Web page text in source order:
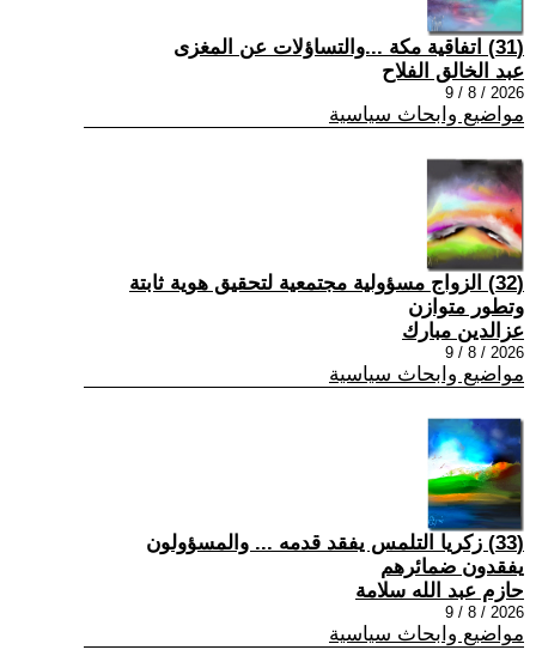
(31) اتفاقية مكة ...والتساؤلات عن المغزى
عبد الخالق الفلاح
2026 / 8 / 9
مواضيع وابحاث سياسية
(32) الزواج مسؤولية مجتمعية لتحقيق هوية ثابتة
وتطور متوازن
عزالدين مبارك
2026 / 8 / 9
مواضيع وابحاث سياسية
(33) زكريا التلمس يفقد قدمه ... والمسؤولون
يفقدون ضمائرهم
حازم عبد الله سلامة
2026 / 8 / 9
مواضيع وابحاث سياسية